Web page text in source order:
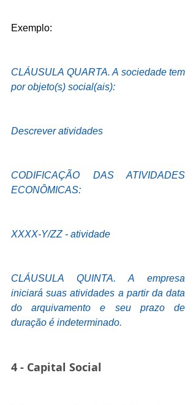
Exemplo:
CLÁUSULA QUARTA. A sociedade tem
por objeto(s) social(ais):
Descrever atividades
CODIFICAÇÃO DAS ATIVIDADES
ECONÔMICAS:
XXXX-Y/ZZ - atividade
CLÁUSULA QUINTA. A empresa
iniciará suas atividades a partir da data
do arquivamento e seu prazo de
duração é indeterminado.
4 - Capital Social